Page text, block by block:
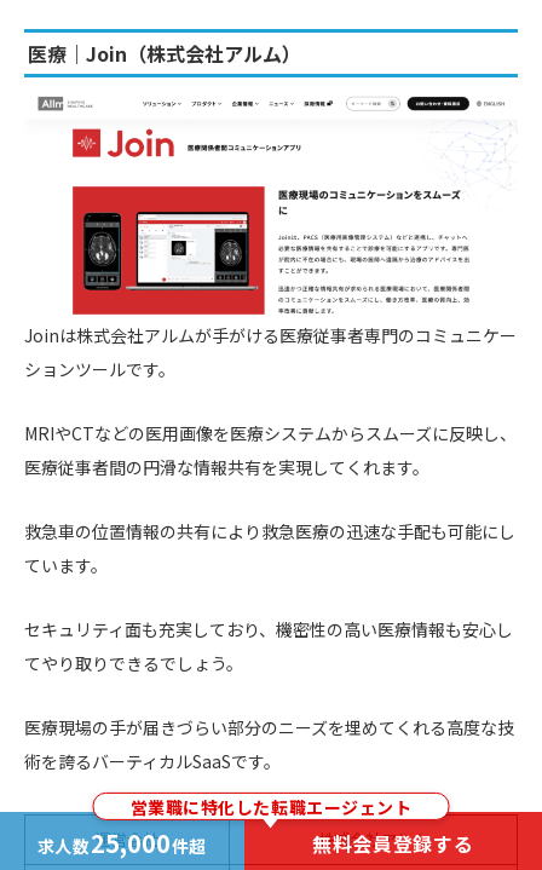
医療｜Join（株式会社アルム）
Joinは株式会社アルムが手がける医療従事者専門のコミュニケー
ションツールです。
MRIやCTなどの医⽤画像を医療システムからスムーズに反映し、
医療従事者間の円滑な情報共有を実現してくれます。
救急車の位置情報の共有により救急医療の迅速な手配も可能にし
ています。
セキュリティ面も充実しており、機密性の高い医療情報も安心し
てやり取りできるでしょう。
医療現場の手が届きづらい部分のニーズを埋めてくれる高度な技
術を誇るバーティカルSaaSです。
運営会社 株式会社アルム
営業職に特化した転職エージェント
求人数25,000件超 無料会員登録する